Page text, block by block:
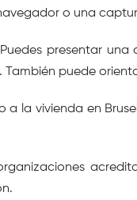
o una
presentar
puede
la vivienda en